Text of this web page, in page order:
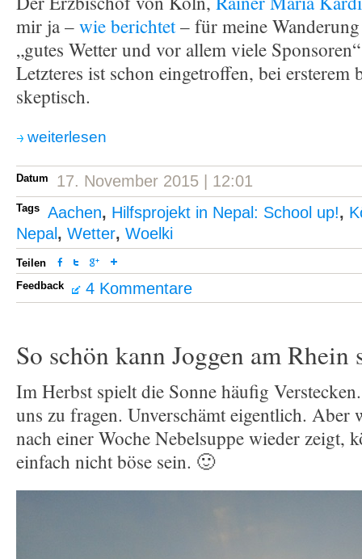
mir ja –wie berichtet– für meine
„gutes Wetter und vor allem viele
Letzteres ist schon eingetroffen, bei ersterem
skeptisch.
weiterlesen
Datum 17. November 2015 | 12:01
Tags Aachen, Hilfsprojekt in Nepal: School up!,
Nepal , Wetter, Woelki
Teilen
Feedback
4 Kommentare
So schön kann Joggen am Rhein
Im Herbst spielt die Sonne häufig
uns zu fragen. Unverschämt eigentlich. Aber
nach einer Woche Nebelsuppe wieder zeigt,
einfach nicht böse sein. 🙂